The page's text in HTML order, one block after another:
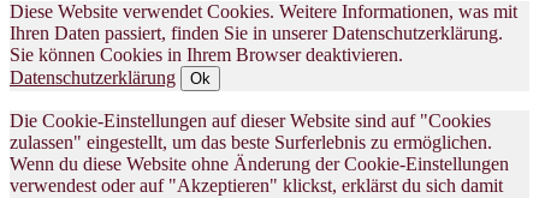
Diese Website verwendet Cookies. Weitere Informationen, was mit
Ihren Daten passiert, finden Sie in unserer Datenschutzerklärung.
Sie können Cookies in Ihrem Browser deaktivieren.
Datenschutzerklärung
Ok
Die Cookie-Einstellungen auf dieser Website sind auf "Cookies
zulassen" eingestellt, um das beste Surferlebnis zu ermöglichen.
Wenn du diese Website ohne Änderung der Cookie-Einstellungen
verwendest oder auf "Akzeptieren" klickst, erklärst du sich damit